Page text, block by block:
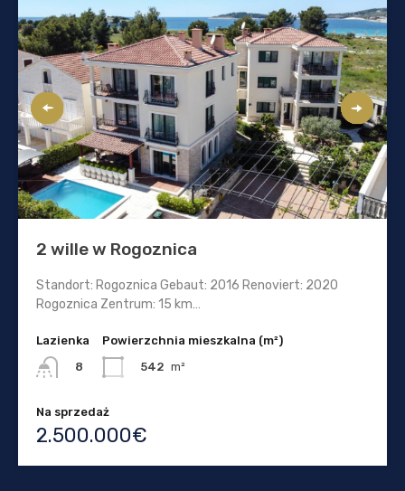
2 wille w Rogoznica
Standort: Rogoznica Gebaut: 2016 Renoviert: 2020
Rogoznica Zentrum: 15 km…
Lazienka
8
Powierzchnia mieszkalna (m²)
542 m²
Na sprzedaż
2.500.000€